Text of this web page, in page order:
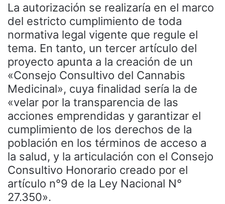
La autorización se realizaría en el marco
del estricto cumplimiento de toda
normativa legal vigente que regule el
tema. En tanto, un tercer artículo del
proyecto apunta a la creación de un
«Consejo Consultivo del Cannabis
Medicinal», cuya finalidad sería la de
«velar por la transparencia de las
acciones emprendidas y garantizar el
cumplimiento de los derechos de la
población en los términos de acceso a
la salud, y la articulación con el Consejo
Consultivo Honorario creado por el
artículo n°9 de la Ley Nacional N°
27.350».